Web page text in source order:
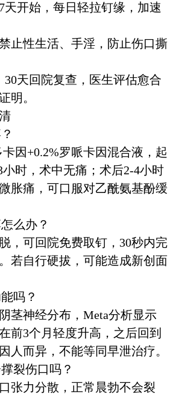
天开始，每日轻拉钉缘，加速
止性生活、手淫，防止伤口撕
30天回院复查，医生评估愈合
明。
因+0.2%罗哌卡因混合液，起
小时，术中无痛；术后2-4小时
胀痛，可口服对乙酰氨基酚缓
么办？
，可回院免费取钉，30秒内完
若自行硬拔，可能造成新创面
吗？
茎神经分布，Meta分析显示
前3个月轻度升高，之后回到
人而异，不能等同早泄治疗。
裂伤口吗？
张力分散，正常晨勃不会裂